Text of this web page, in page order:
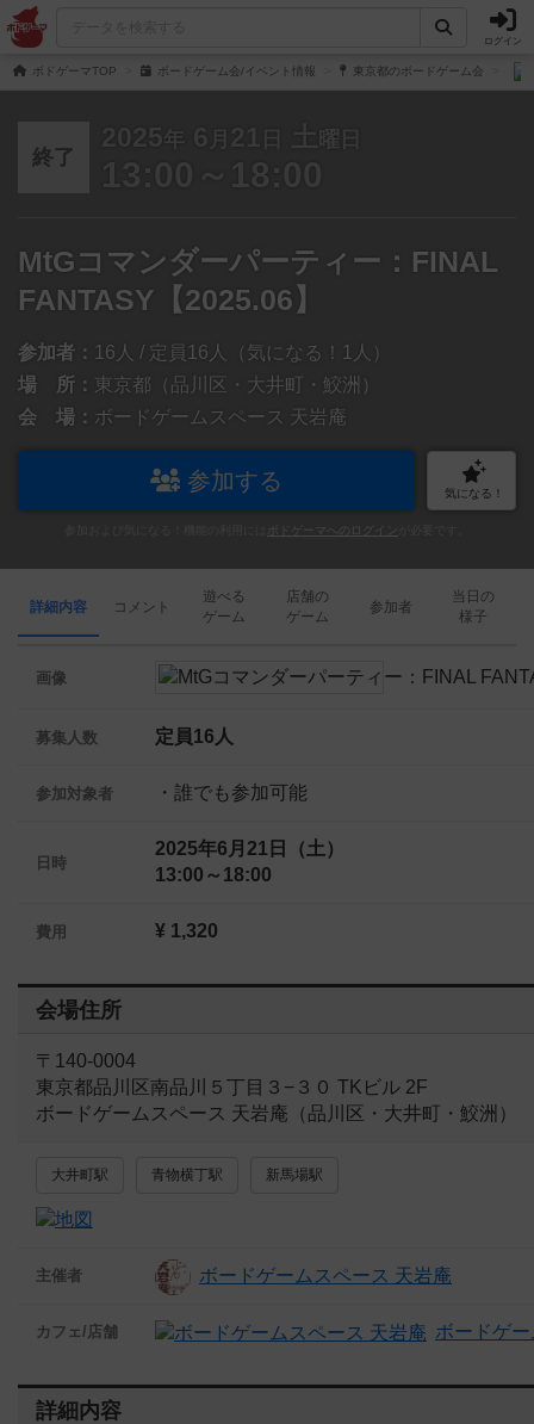
ログイン
ボドゲーマTOP ボードゲーム会/イベント情報 東京都のボードゲーム会
終了
2025 年 6 月 21 日 土 曜日
13:00～18:00
MtGコマンダーパーティー：FINAL
FANTASY【2025.06】
参加者： 16人 / 定員16人（気になる！1人）
場 所： 東京都（品川区・大井町・鮫洲）
会 場： ボードゲームスペース 天岩庵
参加する 気になる！
ボドゲーマへのログイン
詳細内容 コメント
遊べる
ゲーム
店舗の
ゲーム
参加者
当日の
様子
画像
募集人数 定員16人
参加対象者 ・誰でも参加可能
日時
2025年6月21日（土）
13:00～18:00
費用 ¥ 1,320
会場住所
〒140-0004
東京都品川区南品川５丁目３−３０ TKビル 2F
ボードゲームスペース 天岩庵（品川区・大井町・鮫洲）
大井町駅 青物横丁駅 新馬場駅
主催者 ボードゲームスペース 天岩庵
カフェ/店舗 ボードゲ
詳細内容